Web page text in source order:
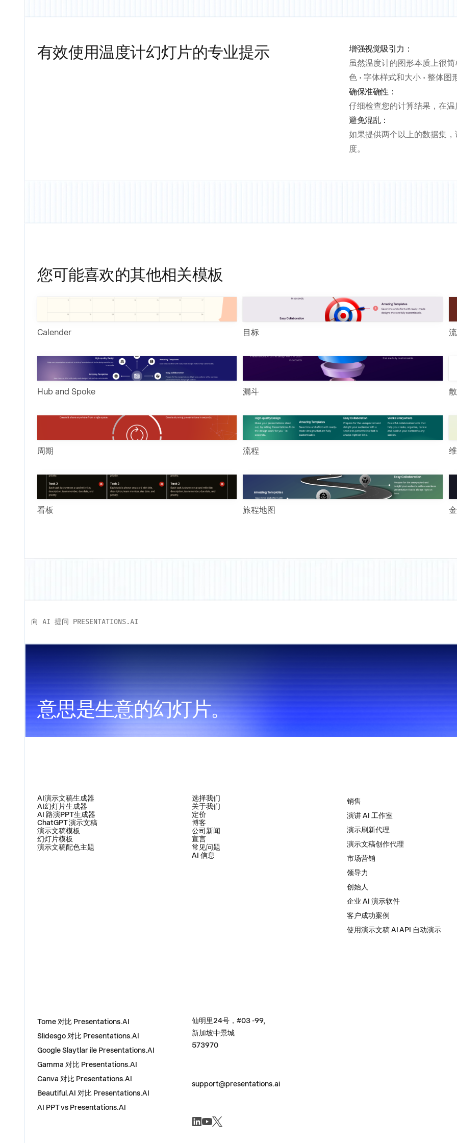
有效使用温度计幻灯片的专业提示
增强视觉吸引力：
虽然温度计的图形本质上很
色 • 字体样式和大小 • 整体图
确保准确性：
仔细检查您的计算结果，在
避免混乱：
如果提供两个以上的数据集
度。
您可能喜欢的其他相关模板
Calender 目标
Hub and Spoke 漏斗
周期 流程
看板 旅程地图
向 AI 提问 PRESENTATIONS.AI
意思是生意的幻灯片。
AI演示文稿生成器
AI幻灯片生成器
AI 路演PPT生成器
ChatGPT 演示文稿
演示文稿模板
幻灯片模板
演示文稿配色主题
选择我们
关于我们
定价
博客
公司新闻
宣言
常见问题
AI 信息
销售
演讲 AI 工作室
演示刷新代理
演示文稿创作代理
市场营销
领导力
创始人
企业 AI 演示软件
客户成功案例
使用演示文稿 AI API 自动演示
Tome 对比 Presentations.AI
Slidesgo 对比 Presentations.AI
Google Slaytlar ile Presentations.AI
Gamma 对比 Presentations.AI
Canva 对比 Presentations.AI
Beautiful.AI 对比 Presentations.AI
AI PPT vs Presentations.AI
仙明里24号，#03 -99,
新加坡中景城
573970
support@presentations.ai